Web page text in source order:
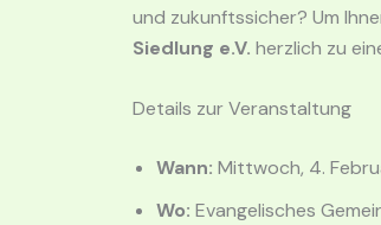
und zukunftssicher? Um
Siedlung e.V. herzlich zu
Details zur Veranstaltung
Wann: Mittwoch, 4.
Wo: Evangelisches